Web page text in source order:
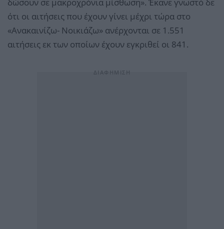
δώσουν σε μακροχρόνια μίσθωση». Έκανε γνωστό δε
ότι οι αιτήσεις που έχουν γίνει μέχρι τώρα στο
«Ανακαινίζω- Νοικιάζω» ανέρχονται σε 1.551
αιτήσεις εκ των οποίων έχουν εγκριθεί οι 841.